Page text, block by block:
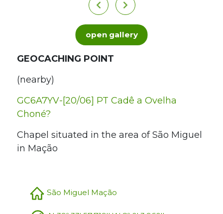
open gallery
GEOCACHING POINT
(nearby)
GC6A7YV-[20/06] PT Cadê a Ovelha
Choné?
Chapel situated in the area of São Miguel
in Mação
São Miguel Mação